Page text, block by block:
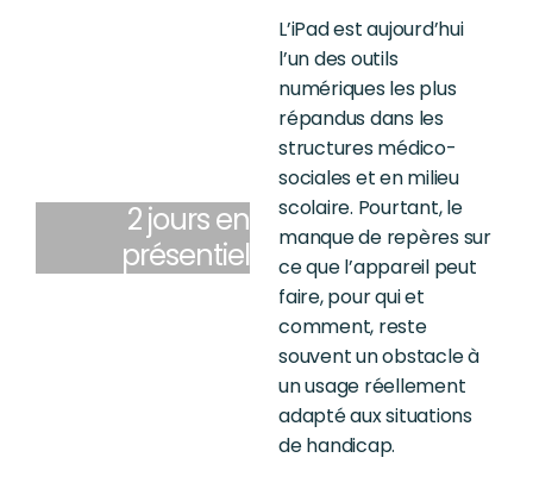
2 jours en
présentiel
L’iPadest aujourd’hui
l’un des outils
numériques les plus
répandus dans les
structures médico-
sociales et en milieu
scolaire. Pourtant, le
manque de repères sur
ce que l’appareil peut
faire, pour qui et
comment, reste
souvent un obstacle à
un usage réellement
adapté aux situations
de handicap.